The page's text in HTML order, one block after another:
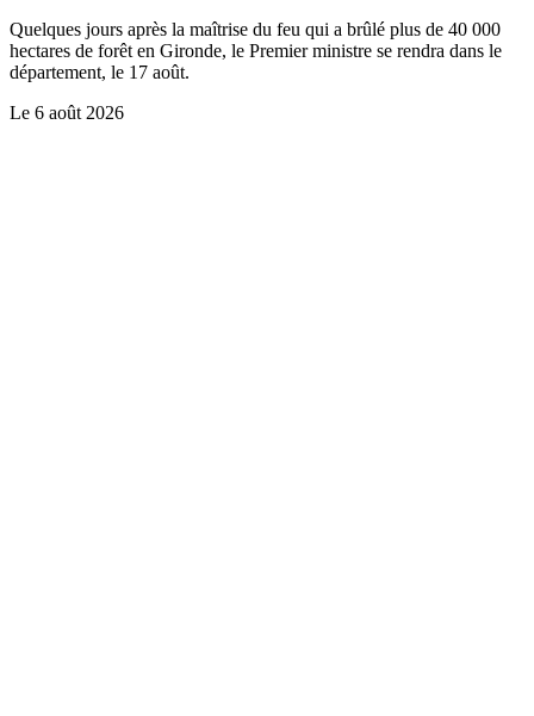
Quelques jours après la maîtrise du feu qui a brûlé plus de 40 000
hectares de forêt en Gironde, le Premier ministre se rendra dans le
département, le 17 août.
Le 6 août 2026